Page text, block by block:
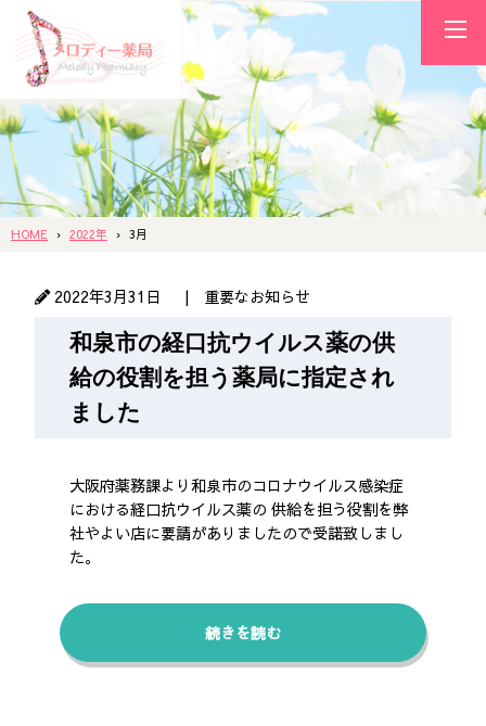
HOME 2022年 3月
2022年3月31日 | 重要なお知らせ
和泉市の経口抗ウイルス薬の供
給の役割を担う薬局に指定され
ました
大阪府薬務課より和泉市のコロナウイルス感染症
における経口抗ウイルス薬の 供給を担う役割を弊
社やよい店に要請がありましたので受諾致しまし
た。
続きを読む